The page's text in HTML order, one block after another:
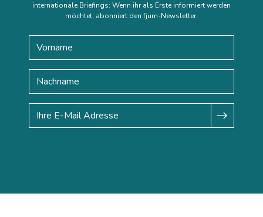
internationale Briefings: Wenn ihr als Erste informiert werden
möchtet, abonniert den fjum-Newsletter.